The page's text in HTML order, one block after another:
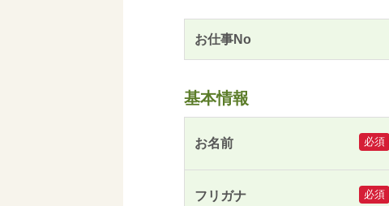
お仕事No
基本情報
お名前 必須
フリガナ 必須